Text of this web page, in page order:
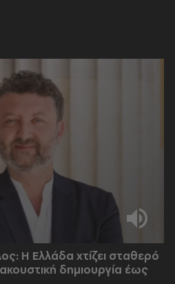
Η Ελλάδα χτίζει σταθερό
δημιουργία έως